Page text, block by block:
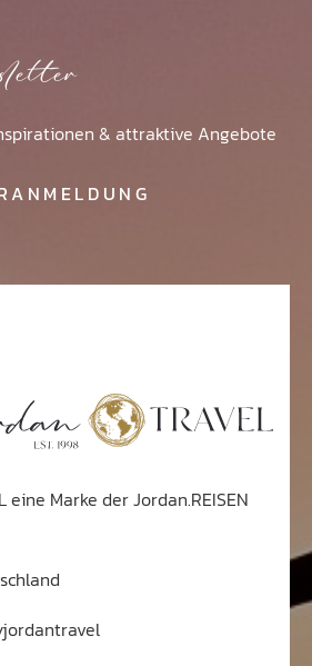
& attraktive Angebote
eine Marke der Jordan.REISEN